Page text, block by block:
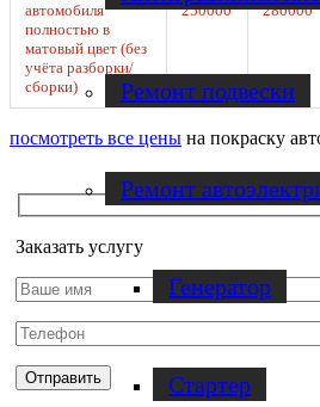
Ремонт подвески
Ремонт
Генератор
Стартер
автомобиля
полностью в
матовый цвет (без
учёта разборки/
сборки)
250000
280000
посмотреть все цены на покраску
Заказать услугу